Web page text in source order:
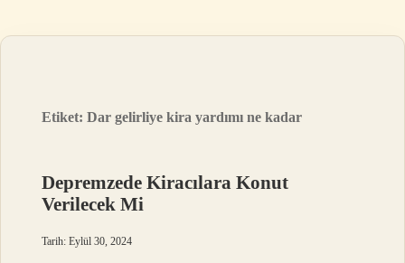
Etiket:Dar gelirliye kira yardımı ne kadar
Depremzede Kiracılara Konut
Verilecek Mi
Tarih: Eylül 30, 2024